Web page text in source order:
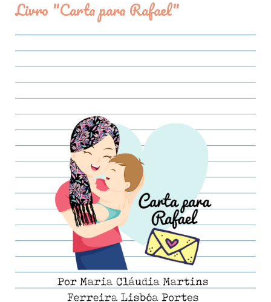
Livro "Carta para Rafael"